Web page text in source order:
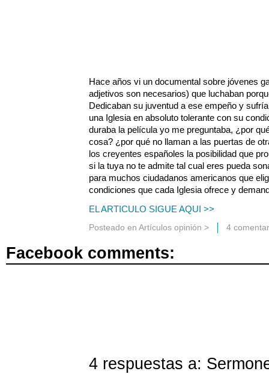
Hace años vi un documental sobre jóvenes
adjetivos son necesarios) que luchaban
Dedicaban su juventud a ese empeño y
una Iglesia en absoluto tolerante con su
duraba la película yo me preguntaba, ¿por
cosa? ¿por qué no llaman a las puertas de
los creyentes españoles la posibilidad que
si la tuya no te admite tal cual eres pueda
para muchos ciudadanos americanos que
condiciones que cada Iglesia ofrece y
EL ARTICULO SIGUE AQUI >>
Posteado en Artículos opinión > 4
Facebook comments:
4 respuestas a: